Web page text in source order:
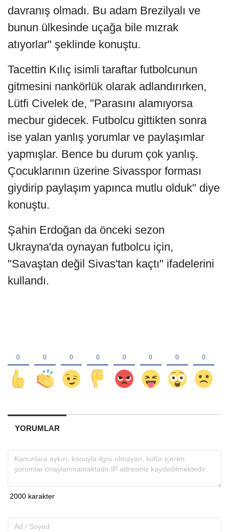
davranış olmadı. Bu adam Brezilyalı ve
bunun ülkesinde uçağa bile mızrak
atıyorlar" şeklinde konuştu.
Tacettin Kılıç isimli taraftar futbolcunun
gitmesini nankörlük olarak adlandırırken,
Lütfi Civelek de, "Parasını alamıyorsa
mecbur gidecek. Futbolcu gittikten sonra
ise yalan yanlış yorumlar ve paylaşımlar
yapmışlar. Bence bu durum çok yanlış.
Çocuklarının üzerine Sivasspor forması
giydirip paylaşım yapınca mutlu olduk" diye
konuştu.
Şahin Erdoğan da önceki sezon
Ukrayna'da oynayan futbolcu için,
"Savaştan değil Sivas'tan kaçtı" ifadelerini
kullandı.
YORUMLAR